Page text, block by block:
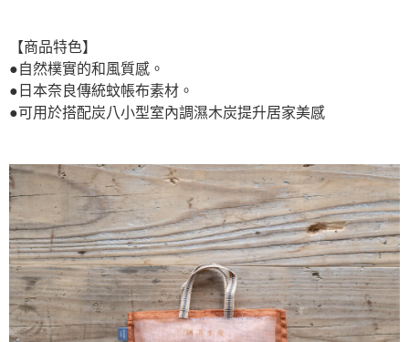
【關於「AFTEE先享後付」】
AFTEE先享後付是「在收到商品之後才付款」的支付方式。 讓您購物簡單
便利好安心！
１．簡單：不需註冊會員、不需綁卡、不需儲值。
２．便利：只要手機號碼，簡訊認證，即可結帳。
３．安心：先確認商品／服務後，再付款。
１．於結帳方式選擇「AFTEE先享後付」後，將跳轉至「AFTEE先享後付」
結帳頁面，進行簡訊認證並確認金額後，即可完成結帳。
２．訂單成立數日內，您將收到繳費通知簡訊。
３．收到繳費通知簡訊後14天內，點擊此簡訊中的連結，可透過四大超商／
ATM／網路銀行／等多元方式進行付款，方視為交易完成。
※ 請注意：結帳手續完成當下不需立刻繳費，但若您需要取消訂單，請聯絡
購買商品的店家。未經商家同意取消之訂單仍視為有效，需透過AFTEE先享
後付繳納相關費用。
※ 交易是否成功請以「AFTEE先享後付 」之結帳頁面顯示為準，若有關於
是否繳費成功／繳費後需取消欲退款等相關疑問，請聯繫「AFTEE先享後付
客戶支援中心」https://netprotections.freshdesk.com/support/home
ATM付款
運送方式
付款後全家取貨
每筆NT$60，滿NT$699(含以上)免運費
7-11取貨付款
每筆NT$60，滿NT$699(含以上)免運費
付款後7-11取貨
每筆NT$60，滿NT$699(含以上)免運費
【商品特色】
●自然樸實的和風質感。
●日本奈良傳統蚊帳布素材。
●可用於搭配炭八小型室內調濕木炭提升居家美感